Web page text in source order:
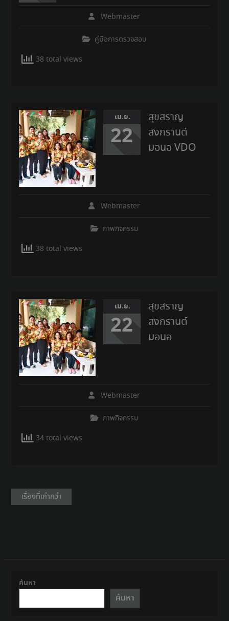
Webmaster
คู่มือการตรวจสอบ
38 total views
เม.ย.
22
สุขสราญ
สงกรานต์
มอนอ VDO
Webmaster
ภาพกิจกรรม
38 total views
เม.ย.
22
สุขสราญ
สงกรานต์
มอนอ
Webmaster
ภาพกิจกรรม
34 total views
แนะแนว
เรื่อง
เรื่องที่เก่ากว่า
ค้นหา
ค้นหา